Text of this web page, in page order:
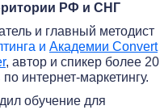
РФ и СНГ
и главный методист
и Академии Convert
, автор и спикер более 20
по интернет-маркетингу.
обучение для